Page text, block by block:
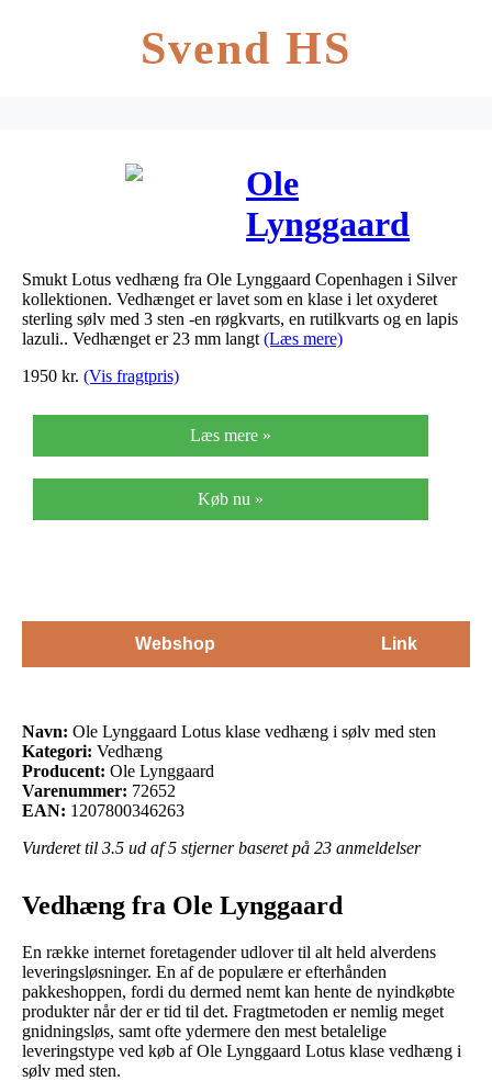
Svend HS
Ole
Lynggaard
Lotus klase
vedhæng i sølv
med sten
Smukt Lotus vedhæng fra Ole Lynggaard Copenhagen i Silver
kollektionen. Vedhænget er lavet som en klase i let oxyderet
sterling sølv med 3 sten -en røgkvarts, en rutilkvarts og en lapis
lazuli.. Vedhænget er 23 mm langt (Læs mere)
1950 kr. (Vis fragtpris)
Læs mere »
Køb nu »
Webshop Link
Navn: Ole Lynggaard Lotus klase vedhæng i sølv med sten
Kategori: Vedhæng
Producent: Ole Lynggaard
Varenummer: 72652
EAN: 1207800346263
Vurderet til 3.5 ud af 5 stjerner baseret på 23 anmeldelser
Vedhæng fra Ole Lynggaard
En række internet foretagender udlover til alt held alverdens
leveringsløsninger. En af de populære er efterhånden
pakkeshoppen, fordi du dermed nemt kan hente de nyindkøbte
produkter når der er tid til det. Fragtmetoden er nemlig meget
gnidningsløs, samt ofte ydermere den mest betalelige
leveringstype ved køb af Ole Lynggaard Lotus klase vedhæng i
sølv med sten.